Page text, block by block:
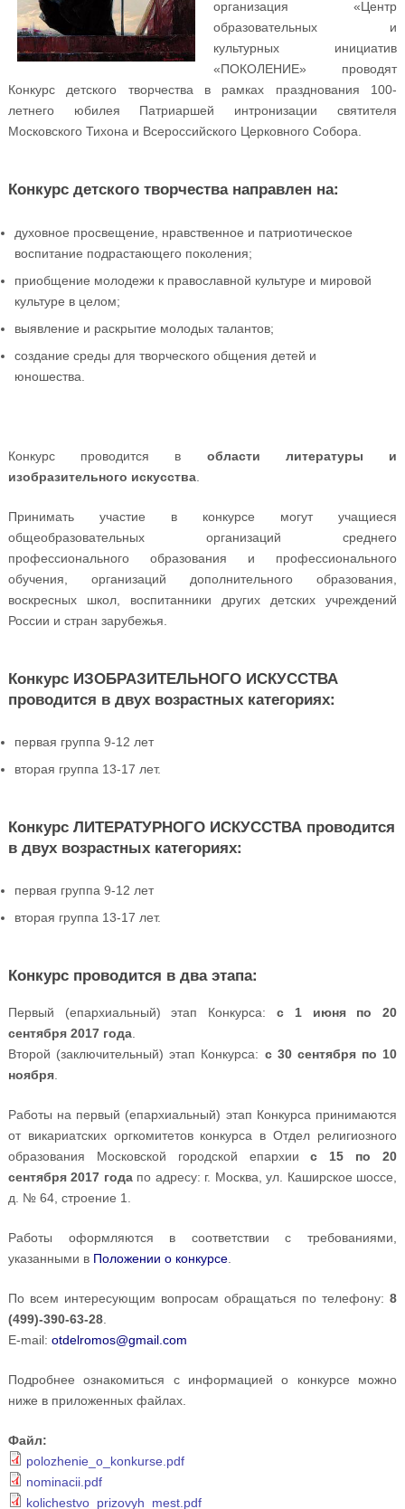
организация «Центр
образовательных и
культурных инициатив
«ПОКОЛЕНИЕ» проводят
Конкурс детского творчества в рамках празднования 100-
летнего юбилея Патриаршей интронизации святителя
Московского Тихона и Всероссийского Церковного Собора.
Конкурс детского творчества направлен на:
духовное просвещение, нравственное и патриотическое
воспитание подрастающего поколения;
приобщение молодежи к православной культуре и мировой
культуре в целом;
выявление и раскрытие молодых талантов;
создание среды для творческого общения детей и
юношества.
Конкурс проводится в области литературы и
изобразительного искусства.
Принимать участие в конкурсе могут учащиеся
общеобразовательных организаций среднего
профессионального образования и профессионального
обучения, организаций дополнительного образования,
воскресных школ, воспитанники других детских учреждений
России и стран зарубежья.
Конкурс ИЗОБРАЗИТЕЛЬНОГО ИСКУССТВА
проводится в двух возрастных категориях:
первая группа 9-12 лет
вторая группа 13-17 лет.
Конкурс ЛИТЕРАТУРНОГО ИСКУССТВА проводится
в двух возрастных категориях:
первая группа 9-12 лет
вторая группа 13-17 лет.
Конкурс проводится в два этапа:
Первый (епархиальный) этап Конкурса: с 1 июня по 20
сентября 2017 года.
Второй (заключительный) этап Конкурса: с 30 сентября по 10
ноября.
Работы на первый (епархиальный) этап Конкурса принимаются
от викариатских оргкомитетов конкурса в Отдел религиозного
образования Московской городской епархиис 15 по 20
сентября 2017 годапо адресу: г. Москва, ул. Каширское шоссе,
д. № 64, строение 1.
Работы оформляются в соответствии с требованиями,
указанными в Положении о конкурсе.
По всем интересующим вопросам обращаться по телефону:8
(499)-390-63-28.
E-mail: otdelromos@gmail.com
Подробнее ознакомиться с информацией о конкурсе можно
ниже в приложенных файлах.
Файл:
polozhenie_o_konkurse.pdf
nominacii.pdf
kolichestvo_prizovyh_mest.pdf